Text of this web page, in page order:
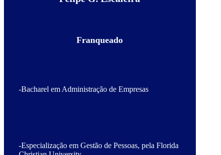
Franqueado
-Bacharel em Administração de Empresas
-Especialização em Gestão de Pessoas, pela Florida